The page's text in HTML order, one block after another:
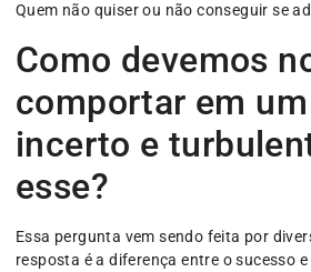
Quem não quiser ou não conseguir se
Como devemos
comportar em
incerto e
esse?
Essa pergunta vem sendo feita por
resposta é a diferença entre o sucesso